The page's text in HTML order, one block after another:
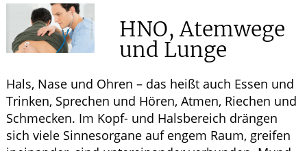
HOMÖOPATHIE
GESUND IM ALTER
HNO, Atemwege
und Lunge
Hals, Nase und Ohren – das heißt auch Essen und
Trinken, Sprechen und Hören, Atmen, Riechen und
Schmecken. Im Kopf- und Halsbereich drängen
sich viele Sinnesorgane auf engem Raum, greifen